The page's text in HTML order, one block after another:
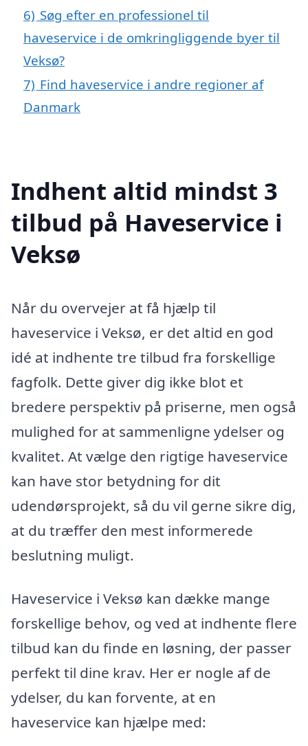
6) Søg efter en professionel til
haveservice i de omkringliggende byer til
Veksø?
7) Find haveservice i andre regioner af
Danmark
Indhent altid mindst 3
tilbud på Haveservice i
Veksø
Når du overvejer at få hjælp til
haveservice i Veksø, er det altid en god
idé at indhente tre tilbud fra forskellige
fagfolk. Dette giver dig ikke blot et
bredere perspektiv på priserne, men også
mulighed for at sammenligne ydelser og
kvalitet. At vælge den rigtige haveservice
kan have stor betydning for dit
udendørsprojekt, så du vil gerne sikre dig,
at du træffer den mest informerede
beslutning muligt.
Haveservice i Veksø kan dække mange
forskellige behov, og ved at indhente flere
tilbud kan du finde en løsning, der passer
perfekt til dine krav. Her er nogle af de
ydelser, du kan forvente, at en
haveservice kan hjælpe med: